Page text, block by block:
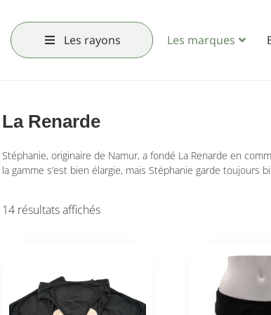
Les rayons Les marques
La Renarde
Stéphanie, originaire de Namur, a fondé La Renarde en
la gamme s’est bien élargie, mais Stéphanie garde toujours
14 résultats affichés